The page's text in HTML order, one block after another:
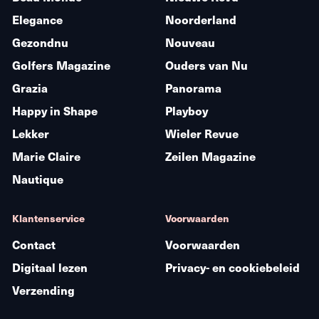
Elegance
Gezondnu
Golfers Magazine
Grazia
Happy in Shape
Lekker
Marie Claire
Nautique
Noorderland
Nouveau
Ouders van Nu
Panorama
Playboy
Wieler Revue
Zeilen Magazine
Klantenservice
Contact
Digitaal lezen
Verzending
Voorwaarden
Voorwaarden
Privacy- en cookiebeleid